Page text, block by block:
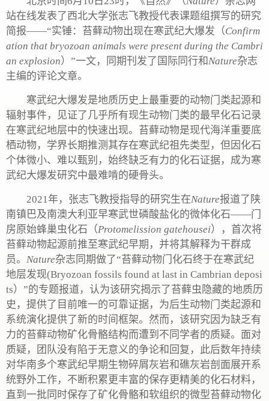
站在线发表了西北大学张志飞教授代表课题组撰写的研究
简报——“实锤：苔藓动物出现在寒武纪大爆发（Confirm
ation that bryozoan animals were present during the Cambri
an explosion）”一文，同期刊发了国际同行和 Nature杂志
主编的评论文章。
寒武纪大爆发是地质历史上最重要的动物门类起源和
辐射事件，见证了几乎所有现生动物门类的最早化石记录
在寒武纪地层中的快速出现。苔藓动物是现代海洋重要底
栖动物，学界长期推测其存在寒武纪祖先类型，但因化石
个体微小、难以甄别，始终缺乏有力的化石证据，成为寒
武纪大爆发研究中最难啃的硬骨头。
2021年，张志飞教授指导的研究生在Nature报道了陕
南镇巴及南澳大利亚早寒武世磷酸盐化的微体化石——门
房原始蜂巢虫化石（Protomelission gatehousei），首次将
苔藓动物起源前推至寒武纪早期，并将其解释为干群成
员。 Nature杂志同期做了“苔藓动物门化石终于在寒武纪
地层发现(Bryozoan fossils found at last in Cambrian deposi
ts）”的专题报道，认为该研究揭示了苔藓虫隐藏的地质历
史，提供了目前唯一的可靠证据，为后生动物门类起源和
系统演化提供了新的时间框架。然而，该研究因为缺乏有
力的苔藓动物矿化骨骼结构而遭到不同学者的质疑。面对
质疑，团队没有陷于无意义的争论和回复，此后数年持续
对华南多个寒武纪早期生物碎屑灰岩和礁灰岩剖面展开系
统野外工作，不断积累更丰富的保存更精美的化石材料，
直到一批同时保存了矿化骨骼和软组织的微型苔藓动物化